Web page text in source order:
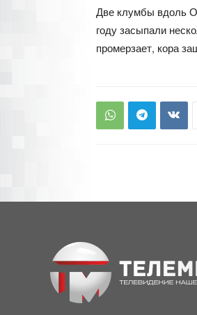
Две клумбы вдоль
году засыпали
промерзает, кора